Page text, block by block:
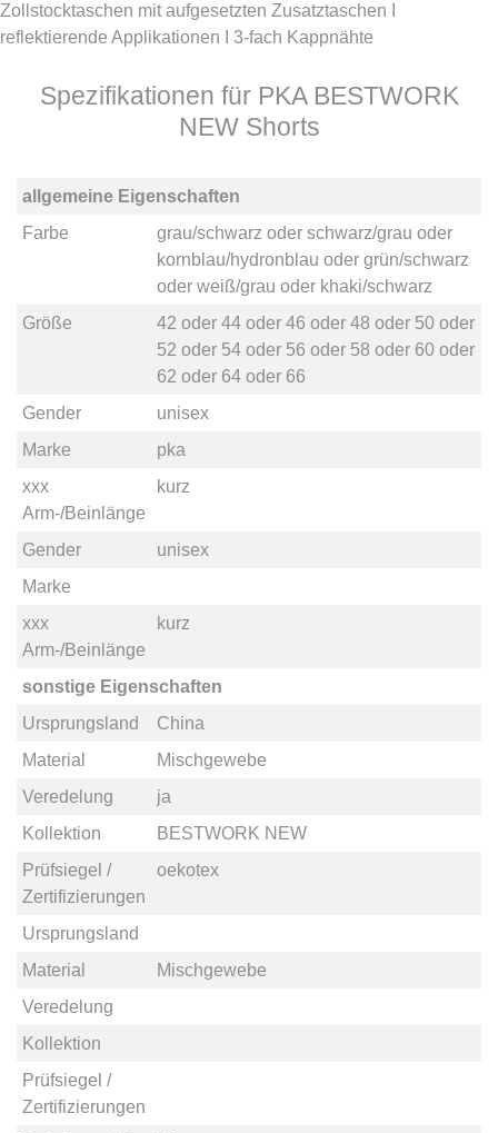
Zollstocktaschen mit aufgesetzten Zusatztaschen I
reflektierende Applikationen I 3-fach Kappnähte
Spezifikationen für PKA BESTWORK
NEW Shorts
allgemeine Eigenschaften
Farbe
grau/schwarzoder schwarz/grau oder
kornblau/hydronblau oder grün/schwarz
oder weiß/grau oder khaki/schwarz
Größe
42 oder 44oder 46 oder 48 oder 50oder
52 oder 54oder 56 oder 58 oder 60oder
62 oder 64oder 66
Gender
unisex
Marke
pka
xxx
Arm-/Beinlänge
kurz
Gender
unisex
Marke
xxx
Arm-/Beinlänge
kurz
sonstige Eigenschaften
Ursprungsland
China
Material
Mischgewebe
Veredelung
ja
Kollektion
BESTWORK NEW
Prüfsiegel /
Zertifizierungen
oekotex
Ursprungsland
Material
Mischgewebe
Veredelung
Kollektion
Prüfsiegel /
Zertifizierungen